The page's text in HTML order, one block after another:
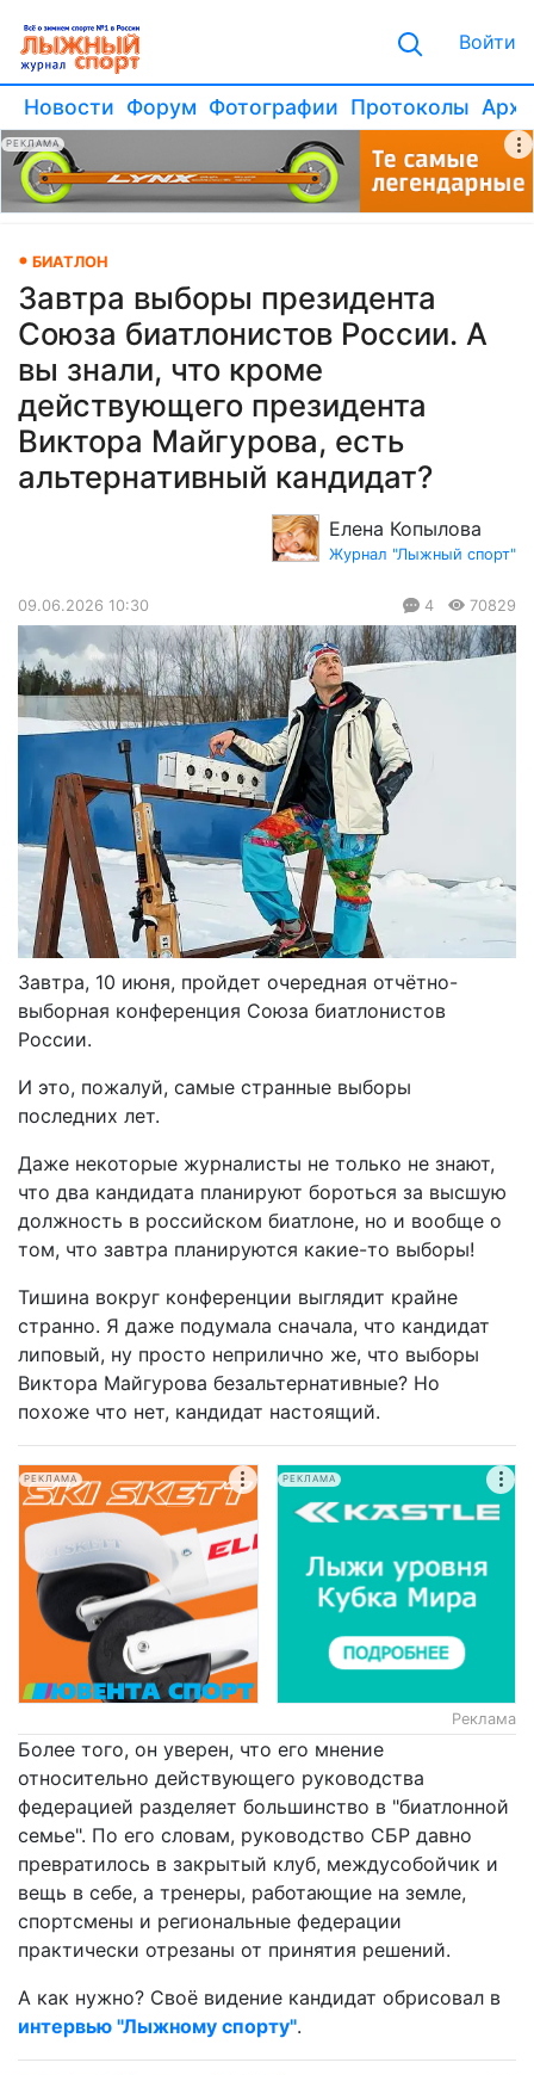
Войти
Новости Форум Фотографии Протоколы
РЕКЛАМА
БИАТЛОН
Завтра выборы президента
Союза биатлонистов России. А
вы знали, что кроме
действующего президента
Виктора Майгурова, есть
альтернативный кандидат?
Елена Копылова
Журнал "Лыжный спорт"
09.06.2026 10:30 4 70829
Завтра, 10 июня, пройдет очередная отчётно-
выборная конференция Союза биатлонистов
России.
И это, пожалуй, самые странные выборы
последних лет.
Даже некоторые журналисты не только не знают,
что два кандидата планируют бороться за высшую
должность в российском биатлоне, но и вообще о
том, что завтра планируются какие-то выборы!
Тишина вокруг конференции выглядит крайне
странно. Я даже подумала сначала, что кандидат
липовый, ну просто неприлично же, что выборы
Виктора Майгурова безальтернативные? Но
похоже что нет, кандидат настоящий.
РЕКЛАМА РЕКЛАМА
Реклама
Более того, он уверен, что его мнение
относительно действующего руководства
федерацией разделяет большинство в "биатлонной
семье". По его словам, руководство СБР давно
превратилось в закрытый клуб, междусобойчик и
вещь в себе, а тренеры, работающие на земле,
спортсмены и региональные федерации
практически отрезаны от принятия решений.
А как нужно? Своё видение кандидат обрисовал в
интервью "Лыжному спорту".